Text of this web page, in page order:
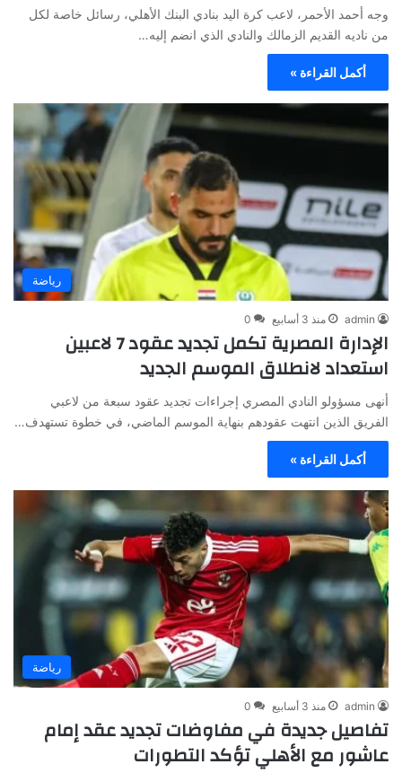
وجه أحمد الأحمر، لاعب كرة اليد بنادي البنك الأهلي، رسائل خاصة لكل
من ناديه القديم الزمالك والنادي الذي انضم إليه…
أكمل القراءة »
رياضة
admin منذ 3 أسابيع 0
الإدارة المصرية تكمل تجديد عقود 7 لاعبين
استعداد لانطلاق الموسم الجديد
أنهى مسؤولو النادي المصري إجراءات تجديد عقود سبعة من لاعبي
الفريق الذين انتهت عقودهم بنهاية الموسم الماضي، في خطوة تستهدف…
أكمل القراءة »
رياضة
admin منذ 3 أسابيع 0
تفاصيل جديدة في مفاوضات تجديد عقد إمام
عاشور مع الأهلي تؤكد التطورات